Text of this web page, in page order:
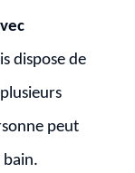
dispose de
peut
bain.